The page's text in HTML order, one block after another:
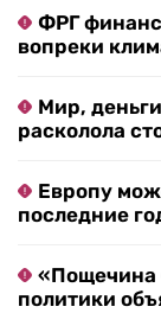
ФРГ
вопреки
Мир,
расколола
Европу
последние
«Пощечина
политики